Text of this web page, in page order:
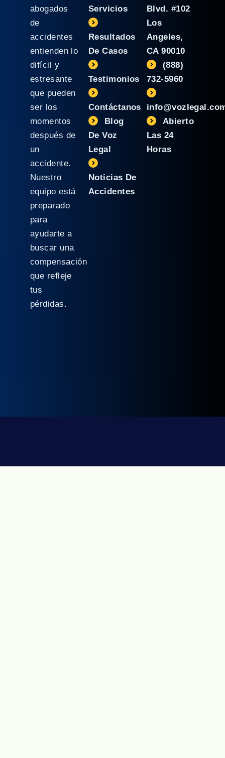
abogados
de
accidentes
entienden lo
difícil y
estresante
que pueden
ser los
momentos
después de
un
accidente.
Nuestro
equipo está
preparado
para
ayudarte a
buscar una
compensación
que refleje
tus
pérdidas.
Servicios
Resultados
De Casos
Testimonios
Contáctanos
Blog
De Voz
Legal
Noticias De
Accidentes
Blvd. #102
Los
Angeles,
CA 90010
(888)
732-5960
Abierto
Las 24
Horas